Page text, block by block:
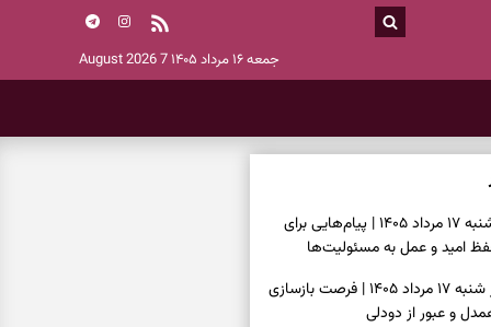
جمعه ۱۶ مرداد ۱۴۰۵ 7 August 2026
فال انبیا امروز شنبه ۱۷ مرداد ۱۴۰۵ | پیام‌هایی برای
امید و عمل به مسئولیت‌ها
فال حافظ امروز شنبه ۱۷ مرداد ۱۴۰۵ | فرصت بازسازی
و عبور از دودلی